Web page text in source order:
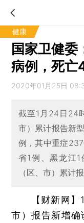
健康
国家卫健
病例，死亡
2020年01月25日
截至1月24日24
市）累计报告新
例，其中重症
省1例、黑龙江
（区、市）累计
【财新网】
市）报告新增